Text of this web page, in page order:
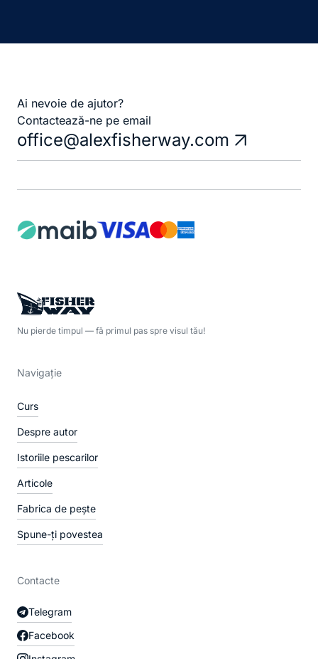
Ai nevoie de ajutor?
Contactează-ne pe email
office@alexfisherway.com
Nu pierde timpul — fă primul pas spre visul tău!
Navigație
Curs
Despre autor
Istoriile pescarilor
Articole
Fabrica de pește
Spune-ți povestea
Contacte
Telegram
Facebook